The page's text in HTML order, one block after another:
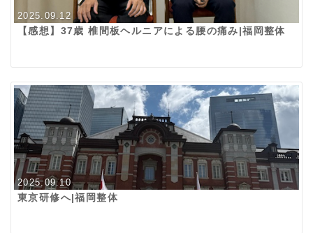
2025.09.12
【感想】37歳 椎間板ヘルニアによる腰の痛み|福岡整体
2025.09.10
東京研修へ|福岡整体